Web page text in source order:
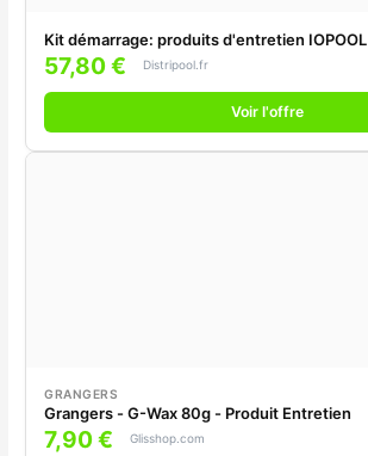
Kit démarrage: produits d'entretien IOPOOL
57,80 € Distripool.fr
Voir l'offre
GRANGERS
Grangers - G-Wax 80g - Produit Entretien
7,90 € Glisshop.com